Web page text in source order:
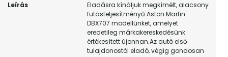
Leírás
Eladásra kínáljuk megkímélt, alacsony
futásteljesítményű Aston Martin
DBX707 modellünket, amelyet
eredetileg márkakereskedésünk
értékesített újonnan.Az autó első
tulajdonostól eladó, végig gondosan